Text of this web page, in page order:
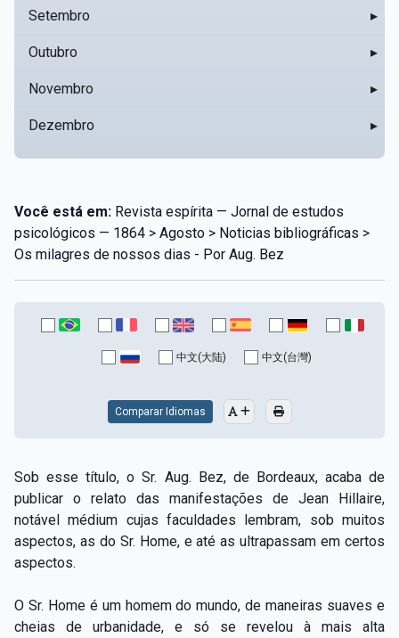
Setembro ▸
Outubro ▸
Novembro ▸
Dezembro ▸
Você está em: Revista espírita — Jornal de estudos
psicológicos — 1864 > Agosto > Noticias bibliográficas >
Os milagres de nossos dias - Por Aug. Bez
中文(大陆) 中文(台灣)
Comparar Idiomas
Sob esse título, o Sr. Aug. Bez, de Bordeaux, acaba de
publicar o relato das manifestações de Jean Hillaire,
notável médium cujas faculdades lembram, sob muitos
aspectos, as do Sr. Home, e até as ultrapassam em certos
aspectos.
O Sr. Home é um homem do mundo, de maneiras suaves e
cheias de urbanidade, e só se revelou à mais alta